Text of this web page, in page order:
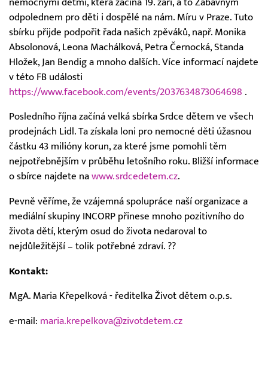
odpolednem pro děti i dospělé na nám. Míru v Praze. Tuto
sbírku přijde podpořit řada našich zpěváků, např. Monika
Absolonová, Leona Machálková, Petra Černocká, Standa
Hložek, Jan Bendig a mnoho dalších. Více informací najdete
v této FB události
https://www.facebook.com/events/2037634873064698 .
Posledního října začíná velká sbírka Srdce dětem ve všech
prodejnách Lidl. Ta získala loni pro nemocné děti úžasnou
částku 43 milióny korun, za které jsme pomohli těm
nejpotřebnějším v průběhu letošního roku. Bližší informace
o sbírce najdete na www.srdcedetem.cz.
Pevně věříme, že vzájemná spolupráce naší organizace a
mediální skupiny INCORP přinese mnoho pozitivního do
života dětí, kterým osud do života nedaroval to
nejdůležitější – tolik potřebné zdraví. ??
Kontakt:
MgA. Maria Křepelková - ředitelka Život dětem o.p.s.
e-mail: maria.krepelkova@zivotdetem.cz